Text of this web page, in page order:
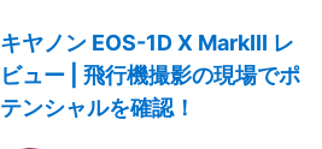
キヤノン EOS-1D X MarkIII レ
ビュー | 飛行機撮影の現場でポ
テンシャルを確認！